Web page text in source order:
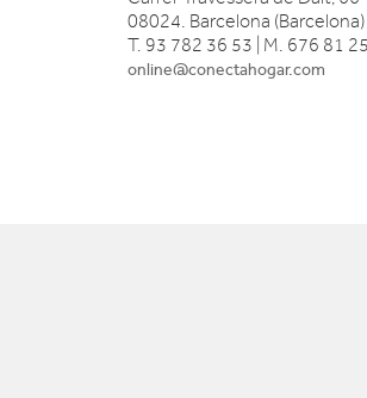
08024. Barcelona (Barcelona)
T. 93 782 36 53 | M. 676 81
online@conectahogar.com